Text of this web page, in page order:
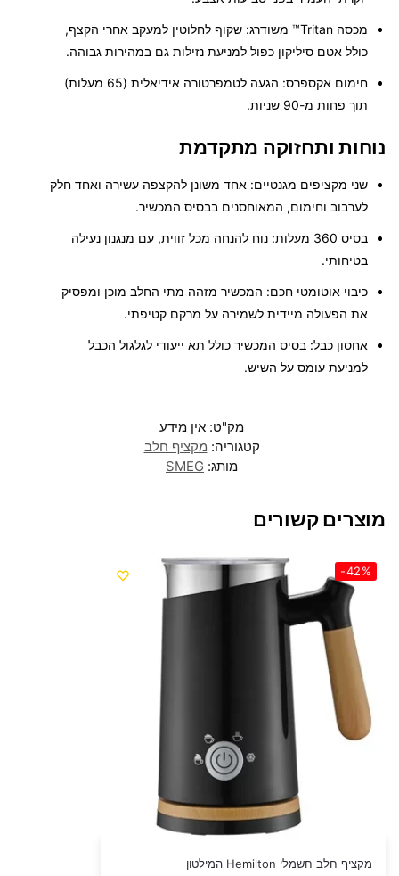
מכסה Tritan™ משודרג:
שקוף לחלוטין למעקב אחרי הקצף,
כולל אטם סיליקון כפול למניעת נזילות גם במהירות גבוהה.
חימום אקספרס:
הגעה לטמפרטורה אידיאלית (65 מעלות)
תוך פחות מ-90 שניות.
נוחות ותחזוקה מתקדמת
שני מקציפים מגנטיים: אחד משונן להקצפה עשירה ואחד חלק
לערבוב וחימום, המאוחסנים בבסיס המכשיר.
בסיס 360 מעלות:
נוח להנחה מכל זווית, עם מנגנון נעילה
בטיחותי.
כיבוי אוטומטי חכם: המכשיר מזהה מתי החלב מוכן ומפסיק
את הפעולה מיידית לשמירה על מרקם קטיפתי.
אחסון כבל: בסיס המכשיר כולל תא ייעודי לגלגול הכבל
למניעת עומס על השיש.
מק"ט: אין מידע
קטגוריה: מקציף חלב
מותג: SMEG
מוצרים קשורים
-42%
מקציף חלב חשמלי Hemilton המילטון